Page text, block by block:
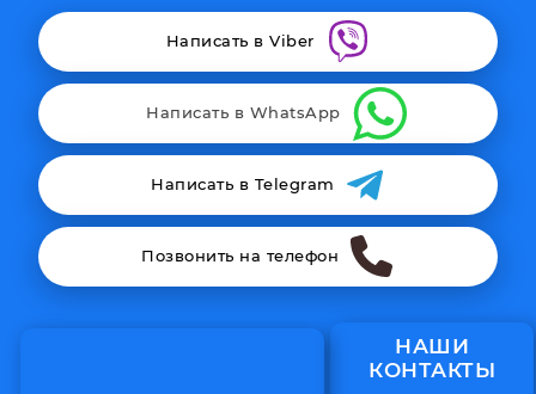
Написать в Viber
Написать в WhatsApp
Написать в Telegram
Позвонить на телефон
НАШИ
КОНТАКТЫ